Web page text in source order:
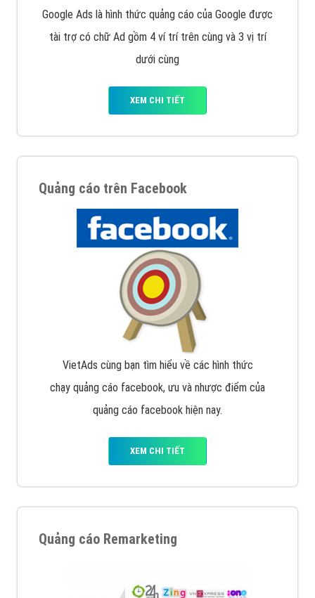
Google Ads là hình thức quảng cáo của Google được
tài trợ có chữ Ad gồm 4 ví trí trên cùng và 3 vị trí
dưới cùng
XEM CHI TIẾT
Quảng cáo trên Facebook
VietAds cùng bạn tìm hiểu về các hình thức
chạy quảng cáo facebook, ưu và nhược điểm của
quảng cáo facebook hiện nay.
XEM CHI TIẾT
Quảng cáo Remarketing